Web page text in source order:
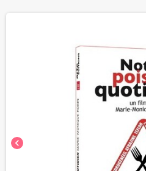
chevron_left